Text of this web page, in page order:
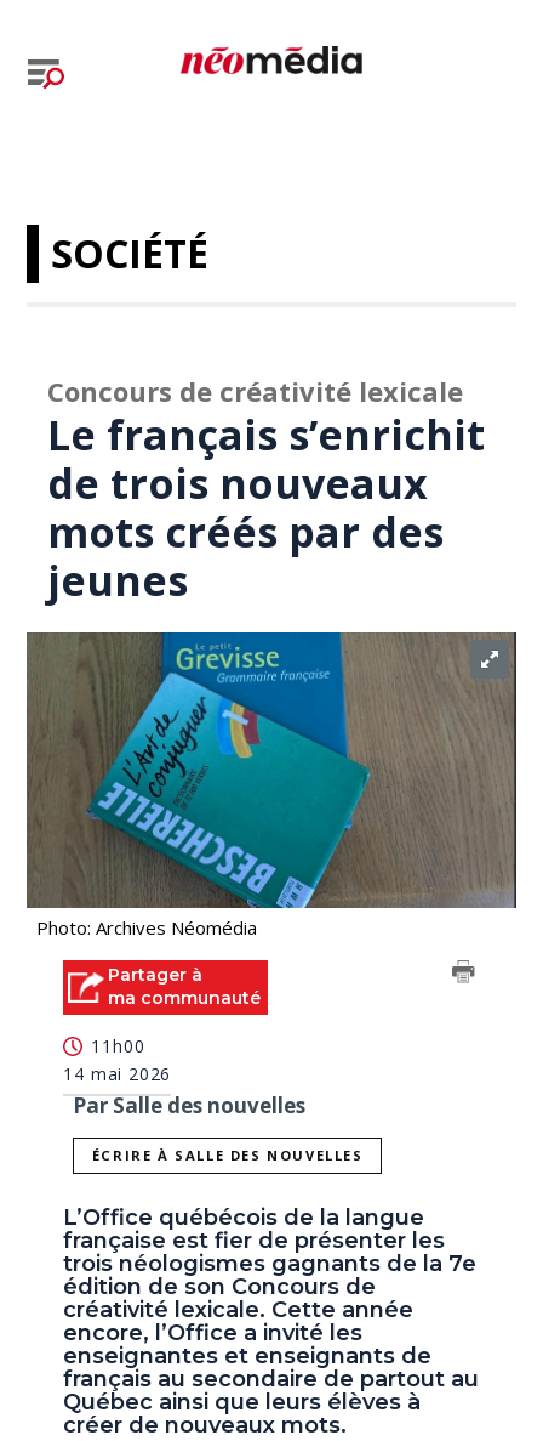
SOCIÉTÉ
Concours de créativité lexicale
Le français s’enrichit
de trois nouveaux
mots créés par des
jeunes
Photo: Archives Néomédia
Partager à
ma communauté
11h00
14 mai 2026
Par Salle des nouvelles
ÉCRIRE À SALLE DES NOUVELLES
L’Office québécois de la langue
française est fier de présenter les
trois néologismes gagnants de la 7e
édition de son Concours de
créativité lexicale. Cette année
encore, l’Office a invité les
enseignantes et enseignants de
français au secondaire de partout au
Québec ainsi que leurs élèves à
créer de nouveaux mots.